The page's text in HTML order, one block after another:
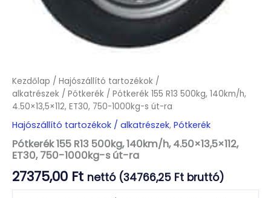
Kezdőlap / Hajószállító tartozékok /
alkatrészek / Pótkerék / Pótkerék 155 R13 500kg, 140km/h,
4.50×13,5×112, ET30, 750-1000kg-s út-ra
Hajószállító tartozékok / alkatrészek, Pótkerék
Pótkerék 155 R13 500kg, 140km/h, 4.50×13,5×112,
ET30, 750-1000kg-s út-ra
27375,00 Ft nettó (34766,25 Ft bruttó)